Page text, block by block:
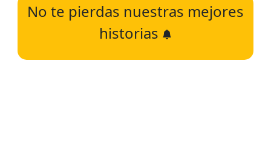
No te pierdas nuestras mejores
historias